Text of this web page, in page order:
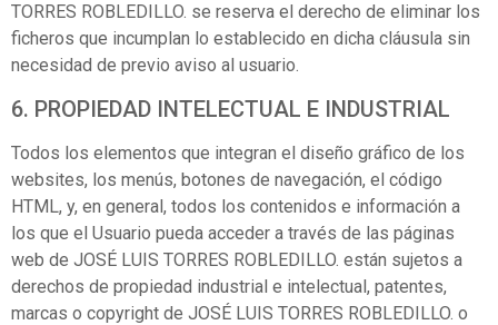
TORRES ROBLEDILLO. se reserva el derecho de eliminar los
ficheros que incumplan lo establecido en dicha cláusula sin
necesidad de previo aviso al usuario.
6. PROPIEDAD INTELECTUAL E INDUSTRIAL
Todos los elementos que integran el diseño gráfico de los
websites, los menús, botones de navegación, el código
HTML, y, en general, todos los contenidos e información a
los que el Usuario pueda acceder a través de las páginas
web de JOSÉ LUIS TORRES ROBLEDILLO. están sujetos a
derechos de propiedad industrial e intelectual, patentes,
marcas o copyright de JOSÉ LUIS TORRES ROBLEDILLO. o